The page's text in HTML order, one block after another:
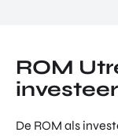
ROM
De ROM als